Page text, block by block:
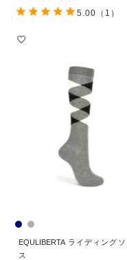
5.00 （1）
EQULIBERTA ライディングソ
ス